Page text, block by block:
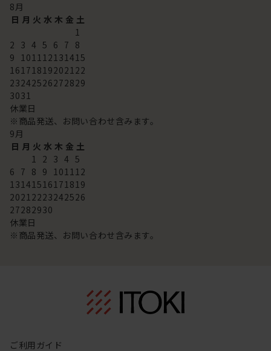
8月
日 月 火 水 木 金 土
1
2 3 4 5 6 7 8
9 101112131415
16171819202122
23242526272829
3031
休業日
※商品発送、お問い合わせ含みます。
9月
日 月 火 水 木 金 土
1 2 3 4 5
6 7 8 9 101112
13141516171819
20212223242526
27282930
休業日
※商品発送、お問い合わせ含みます。
ご利用ガイド